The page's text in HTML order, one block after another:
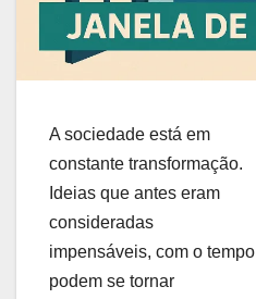
A sociedade está em
constante transformação.
Ideias que antes eram
consideradas
impensáveis, com o tempo
podem se tornar